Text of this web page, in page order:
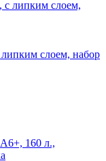
липким слоем, набор